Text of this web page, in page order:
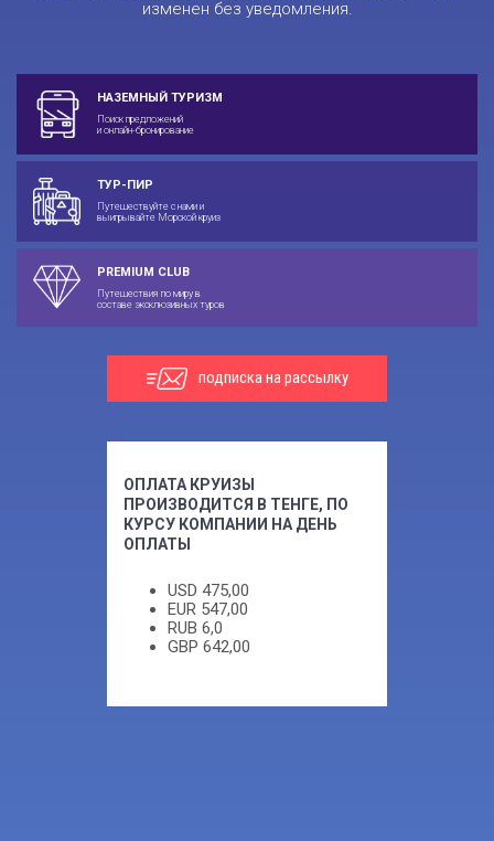
изменен без уведомления.
НАЗЕМНЫЙ ТУРИЗМ
Поиск предложений
и онлайн-бронирование
ТУР-ПИР
Путешествуйте с нами и
выигрывайте Морской круиз
PREMIUM CLUB
Путешествия по миру в
составе эксклюзивных туров
подписка на рассылку
ОПЛАТА КРУИЗЫ
ПРОИЗВОДИТСЯ В ТЕНГЕ, ПО
КУРСУ КОМПАНИИ НА ДЕНЬ
ОПЛАТЫ
USD 475,00
EUR 547,00
RUB 6,0
GBP 642,00